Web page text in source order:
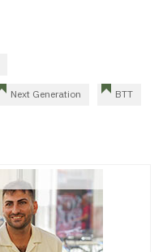
Next Generation BTT